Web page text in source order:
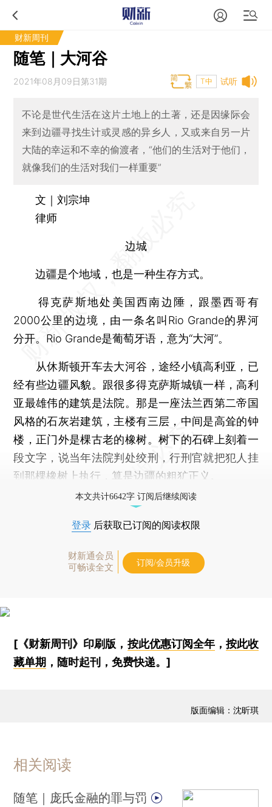
财新周刊
随笔｜大河谷
试听
2021年08月09日第31期 T中
不论是世代生活在这片土地上的土著，还是因缘际会
来到边疆寻找生计或灵感的异乡人，又或来自另一片
大陆的幸运和不幸的偷渡者，“他们的生活对于他们，
就像我们的生活对我们一样重要”
文｜刘宗坤
律师
边城
边疆是个地域，也是一种生存方式。
得克萨斯地处美国西南边陲，跟墨西哥有
2000公里的边境，由一条名叫Rio Grande的界河
分开。Rio Grande是葡萄牙语，意为“大河”。
从休斯顿开车去大河谷，途经小镇高利亚，已
经有些边疆风貌。跟很多得克萨斯城镇一样，高利
亚最雄伟的建筑是法院。那是一座法兰西第二帝国
风格的石灰岩建筑，主楼有三层，中间是高耸的钟
楼，正门外是棵古老的橡树。树下的石碑上刻着一
段文字，说当年法院判处绞刑，行刑官就把犯人挂
到那棵橡树上执行，算是边疆的粗犷正义。
本文共计6642字 订阅后继续阅读
登录 后获取已订阅的阅读权限
财新通会员
可畅读全文
订阅/会员升级
[《财新周刊》印刷版， 按此优惠订阅全年， 按此收
藏单期 ，随时起刊，免费快递。]
版面编辑：沈昕琪
相关阅读
随笔｜庞氏金融的罪与罚